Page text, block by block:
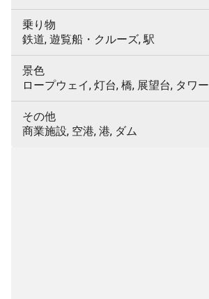
乗り物
鉄道, 遊覧船・クルーズ, 駅
景色
ロープウェイ, 灯台, 橋, 展望台, タワー
その他
商業施設, 空港, 港, ダム